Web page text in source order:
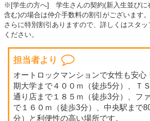
※[学生の方へ] 学生さんの契約(新入生並びに
含む)の場合は仲介手数料の割引がございます
さらに特別割引ありますので、詳しくはスタ
ください。
担当者より
オートロックマンションで女性も安心
期大学まで４００ｍ（徒歩5分）、Ｔ
通り店まで１８５ｍ（徒歩3分）、フ
で１６０ｍ（徒歩3分）、中央駅まで
分）と利便性の高い場所です。